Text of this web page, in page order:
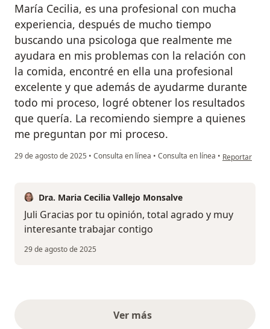
María Cecilia, es una profesional con mucha
experiencia, después de mucho tiempo
buscando una psicologa que realmente me
ayudara en mis problemas con la relación con
la comida, encontré en ella una profesional
excelente y que además de ayudarme durante
todo mi proceso, logré obtener los resultados
que quería. La recomiendo siempre a quienes
me preguntan por mi proceso.
29 de agosto de 2025 • Consulta en línea • Consulta en línea • en opinión
Reportar
Dra. Maria Cecilia Vallejo Monsalve
Juli Gracias por tu opinión, total agrado y muy
interesante trabajar contigo
29 de agosto de 2025
Ver másopiniones anteriores